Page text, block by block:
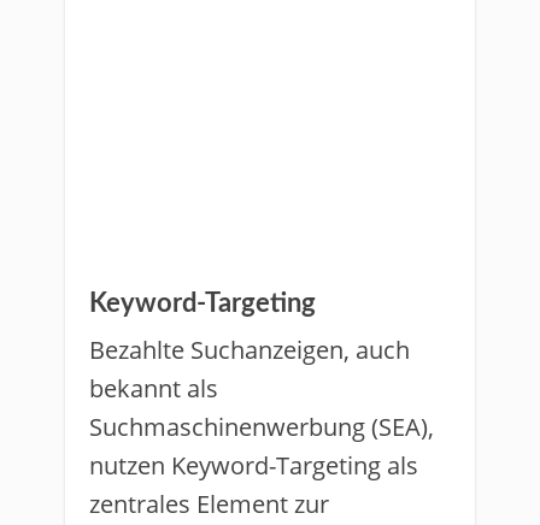
Keyword-Targeting
Bezahlte Suchanzeigen, auch
bekannt als
Suchmaschinenwerbung (SEA),
nutzen Keyword-Targeting als
zentrales Element zur